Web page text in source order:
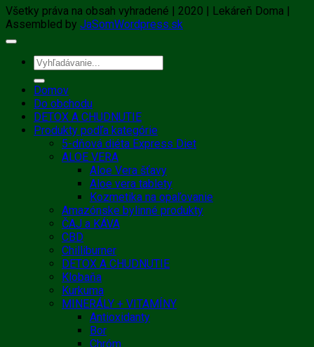
Všetky práva na obsah vyhradené | 2020 | Lekáreň Doma |
Assembled by JaSomWordpress.sk
Hľadať:
Domov
Do obchodu
DETOX A CHUDNUTIE
Produkty podľa kategórie
5-dňová diéta Express Diet
ALOE VERA
Aloe Vera šťavy
Aloe vera tablety
Kozmetika na opaľovanie
Amazónske bylinné produkty
ČAJ a KÁVA
CBD
Chilliburner
DETOX A CHUDNUTIE
Klobaňa
Kurkuma
MINERÁLY + VITAMÍNY
Antioxidanty
Bor
Chróm